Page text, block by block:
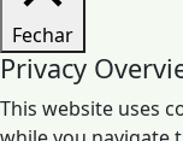
Fechar
Privacy
This website uses